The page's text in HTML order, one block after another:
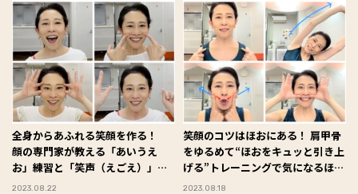
全身からあふれる笑顔を作る！
顔の専門家が教える「あいうえ
お」練習と「笑声（えごえ）」ト
レーニングを解説！
2023.08.22
笑顔のコツはほおにある！ 肩甲骨
をゆるめて“ほおをキュッと引き上
げる”トレーニングで気になるほう
れい線もスッキリ解消
2023.08.18